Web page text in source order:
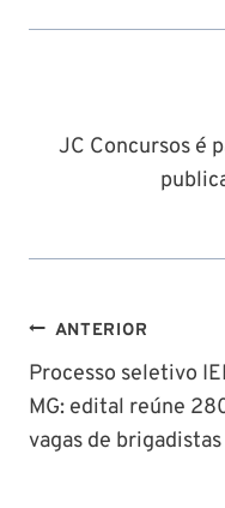
JC Concursos é
Navegação
de
Post
ANTERIOR
Processo seletivo
MG: edital reúne
vagas de brigadistas